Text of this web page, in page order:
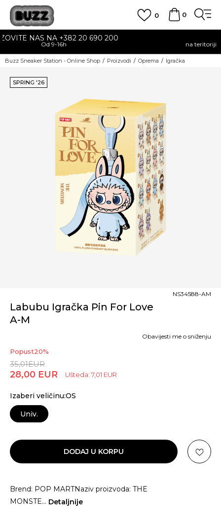
0
0
690 200
na teritoriji CG za sve poružbine u
Buzz Sneaker Station - Online Shop Proizvodi Oprema Igračka
SPRING '26
Labubu Igračka Pin For Love
A-M
NS34588-AM
Popust20%
35,01EUR
28,00 EUR Ušteda: 7,01 EUR
Obavijesti me o sniženju
Izaberi veličinu:OS
Univ.
DODAJ U KORPU
Brend: POP MARTNaziv proizvoda: THE
MONSTE... Detaljnije